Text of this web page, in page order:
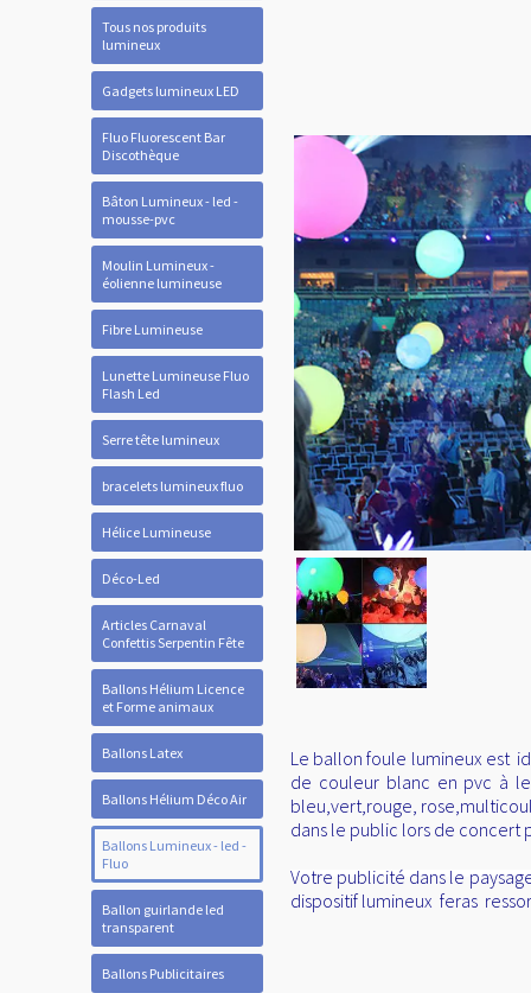
Tous nos produits
lumineux
Gadgets lumineux LED
Fluo Fluorescent Bar
Discothèque
Bâton Lumineux - led -
mousse-pvc
Moulin Lumineux -
éolienne lumineuse
Fibre Lumineuse
Lunette Lumineuse Fluo
Flash Led
Serre tête lumineux
bracelets lumineux fluo
Hélice Lumineuse
Déco-Led
Articles Carnaval
Confettis Serpentin Fête
Ballons Hélium Licence
et Forme animaux
Ballons Latex
Ballons Hélium Déco Air
Ballons Lumineux - led -
Fluo
Ballon guirlande led
transparent
Ballons Publicitaires
Le ballon foule lumineux est
de couleur blanc en pvc à
bleu,vert,rouge,
dans le public lors de concert
Votre publicité dans le
dispositif lumineux feras